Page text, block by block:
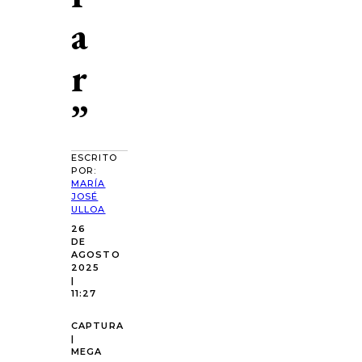
a
r
”
ESCRITO
POR:
MARÍA
JOSÉ
ULLOA
26
DE
AGOSTO
2025
|
11:27
CAPTURA
|
MEGA